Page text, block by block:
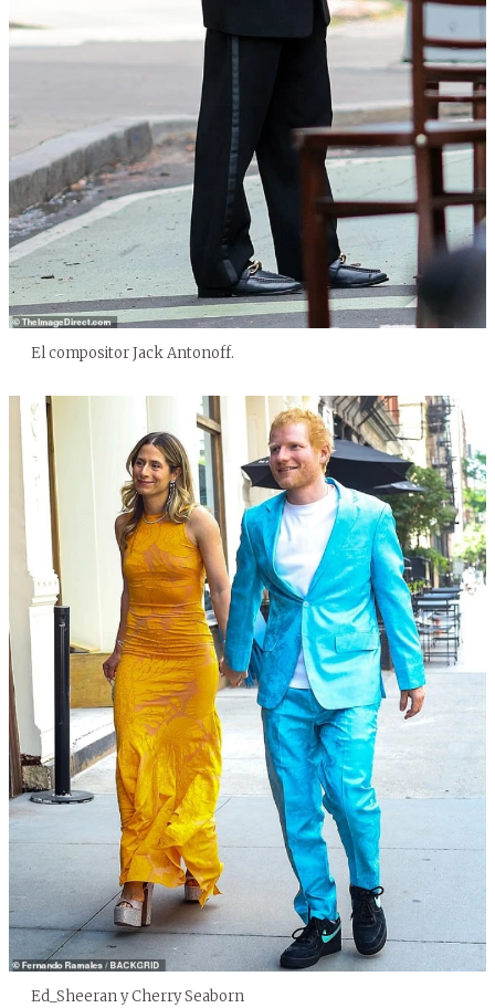
El compositor Jack Antonoff.
Ed_Sheeran y Cherry Seaborn